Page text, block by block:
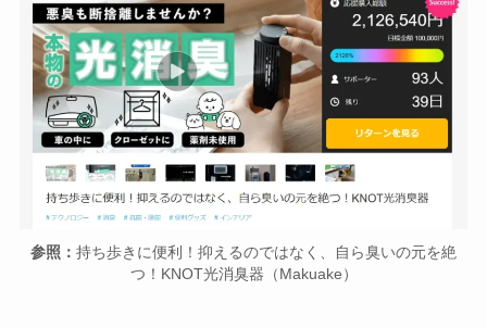
参照： 持ち歩きに便利！抑えるのではなく、自ら臭いの元を絶
つ！KNOT光消臭器（Makuake）